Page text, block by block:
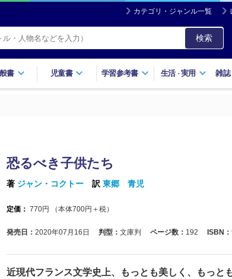
カテゴリ・ジャンル一覧
検索
書 児童書 学習参考書 生活・実用 雑誌
恐るべき子供たち
著 ジャン・コクトー 訳 東郷 青児
定価： 770円 （本体700円＋税）
発売日： 2020年07月16日 判型： 文庫判 ページ数： 192 ISBN：
近現代フランス文学史上、もっとも美しく、もっと